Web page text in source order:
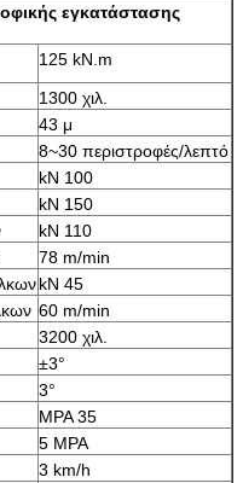
εγκατάστασης
125 kN.m
1300 χιλ.
43 μ
8~30 περιστροφές/λεπτό
kN 100
kN 150
kN 110
78 m/min
kN 45
60 m/min
3200 χιλ.
±3°
3°
MPA 35
5 MPA
3 km/h